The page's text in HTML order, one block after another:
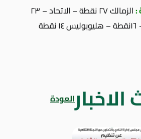
:
الزمالك ٢٧ نقطة – الاتحاد – ٢٣
العودة